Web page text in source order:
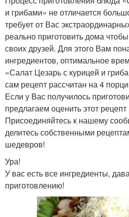
и грибами» не отличается
требует от Вас
реально приготовить дома
своих друзей. Для этого Вам
ингредиентов, оптимальное
«Салат Цезарь с курицей и
сам рецепт рассчитан на 4
Если у Вас получилось
предлагаем оценить этот
Присоединяйтесь к нашему
делитесь собственными
шедевров!
Ура!
У вас есть все ингредиенты,
приготовлению!